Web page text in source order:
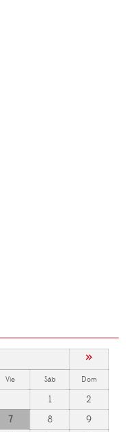
»
Vie Sáb Dom
1
2
7 8
9